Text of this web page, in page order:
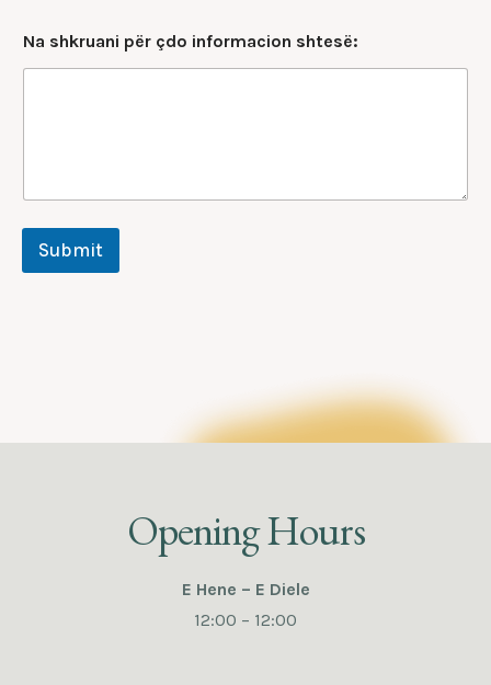
d
o
Na shkruani për çdo informacion shtesë:
Submit
Opening Hours
E Hene – E Diele
12:00 – 12:00